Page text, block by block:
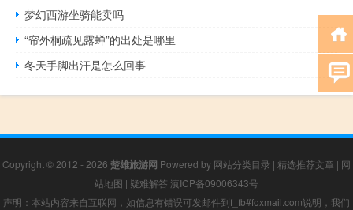
梦幻西游坐骑能卖吗
“帘外桐疏见露蝉”的出处是哪里
冬天手脚出汗是怎么回事
Copyright © 2012 - 2026 楚雄旅游网 Powered by 网站分类目录 | 精选推荐文章 | 网
站地图 | 疑难解答 滇ICP备09006343号
声明：本站内容来自互联网，如信息有错误可发邮件到f_fb#foxmail.com说明，我们